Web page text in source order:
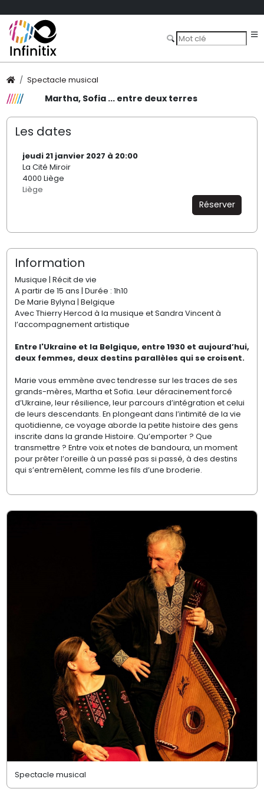
Spectacle musical
Martha, Sofia ... entre deux terres
Les dates
jeudi 21 janvier 2027 à 20:00
La Cité Miroir
4000 Liège
Liège
Réserver
Information
Musique | Récit de vie
A partir de 15 ans | Durée : 1h10
De Marie Bylyna | Belgique
Avec Thierry Hercod à la musique et Sandra Vincent à
l’accompagnement artistique
​​​​​Entre l'Ukraine et la Belgique, entre 1930 et aujourd’hui,
deux femmes, deux destins parallèles qui se croisent.
​Marie vous emmène avec tendresse sur les traces de ses
grands-mères, Martha et Sofia. Leur déracinement forcé
d’Ukraine, leur résilience, leur parcours d’intégration et celui
de leurs descendants. En plongeant dans l’intimité de la vie
quotidienne, ce voyage aborde la petite histoire des gens
inscrite dans la grande Histoire. Qu’emporter ? Que
transmettre ? Entre voix et notes de bandoura, un moment
pour prêter l’oreille à un passé pas si passé, à des destins
qui s’entremêlent, comme les fils d’une broderie.​
Spectacle musical